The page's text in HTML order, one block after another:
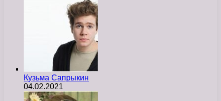
Кузьма Сапрыкин
04.02.2021